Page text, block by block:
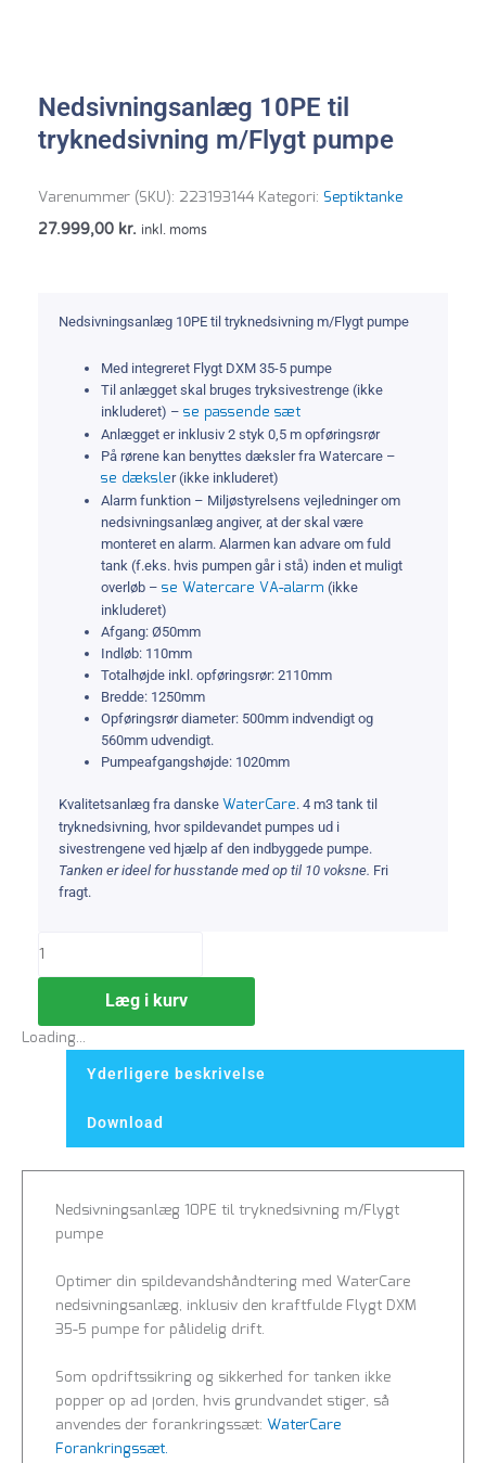
Nedsivningsanlæg 10PE til
tryknedsivning m/Flygt pumpe
Varenummer (SKU): 223193144 Kategori: Septiktanke
27.999,00 kr. inkl. moms
Nedsivningsanlæg 10PE til tryknedsivning m/Flygt pumpe
Med integreret Flygt DXM 35-5 pumpe
Til anlægget skal bruges tryksivestrenge (ikke
inkluderet) – se passende sæt
Anlægget er inklusiv 2 styk 0,5 m opføringsrør
På rørene kan benyttes dæksler fra Watercare –
se dæksler (ikke inkluderet)
Alarm funktion – Miljøstyrelsens vejledninger om
nedsivningsanlæg angiver, at der skal være
monteret en alarm. Alarmen kan advare om fuld
tank (f.eks. hvis pumpen går i stå) inden et muligt
overløb – se Watercare VA-alarm (ikke
inkluderet)
Afgang: Ø50mm
Indløb: 110mm
Totalhøjde inkl. opføringsrør: 2110mm
Bredde: 1250mm
Opføringsrør diameter: 500mm indvendigt og
560mm udvendigt.
Pumpeafgangshøjde: 1020mm
Kvalitetsanlæg fra danske WaterCare. 4 m3 tank til
tryknedsivning, hvor spildevandet pumpes ud i
sivestrengene ved hjælp af den indbyggede pumpe.
Tanken er ideel for husstande med op til 10 voksne. Fri
fragt.
Læg i kurv
Loading...
Yderligere beskrivelse
Download
Nedsivningsanlæg 10PE til tryknedsivning m/Flygt
pumpe
Optimer din spildevandshåndtering med WaterCare
nedsivningsanlæg, inklusiv den kraftfulde Flygt DXM
35-5 pumpe for pålidelig drift.
Som opdriftssikring og sikkerhed for tanken ikke
popper op ad jorden, hvis grundvandet stiger, så
anvendes der forankringssæt: WaterCare
Forankringssæt.